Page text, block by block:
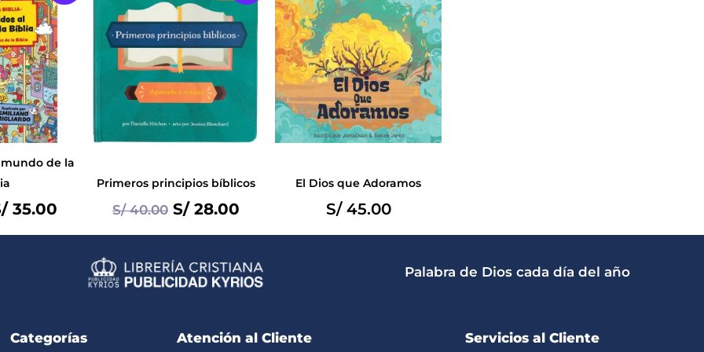
de la
48.00.
35.00
price
is:
S/ 35.00.
Primeros principios bíblicos
S/40.00
price
was:
S/ 40.00.
S/28.00
price
is:
S/ 28.00.
El Dios que Adoramos
S/45.00
Palabra de Dios cada día del año
Categorías Atención al Cliente Servicios al Cliente